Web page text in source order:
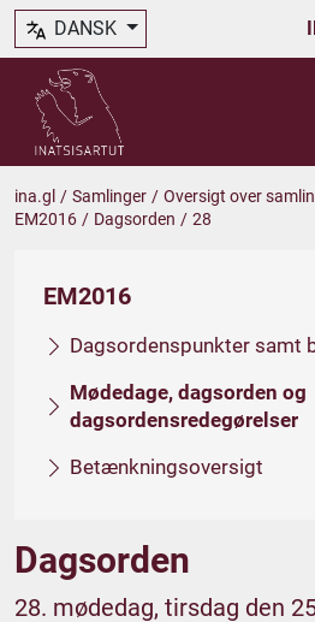
DANSK
ina.gl / Samlinger / Oversigt over
EM2016 / Dagsorden / 28
EM2016
Dagsordenspunkter samt
Mødedage, dagsorden og
dagsordensredegørelser
Betænkningsoversigt
Dagsorden
28. mødedag, tirsdag den